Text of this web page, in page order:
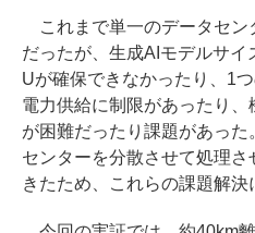
これまで単一のデータセン
だったが、生成AIモデルサ
Uが確保できなかったり、1
電力供給に制限があったり
が困難だったり課題があっ
センターを分散させて処理
きたため、これらの課題解決